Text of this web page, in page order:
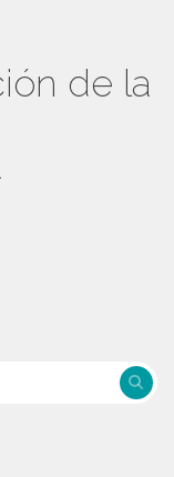
de la